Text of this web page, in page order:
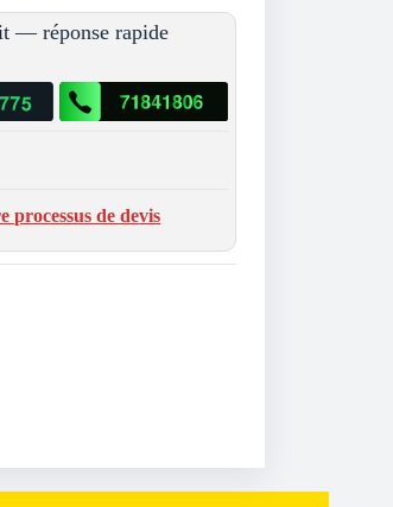
— réponse rapide
processus de devis